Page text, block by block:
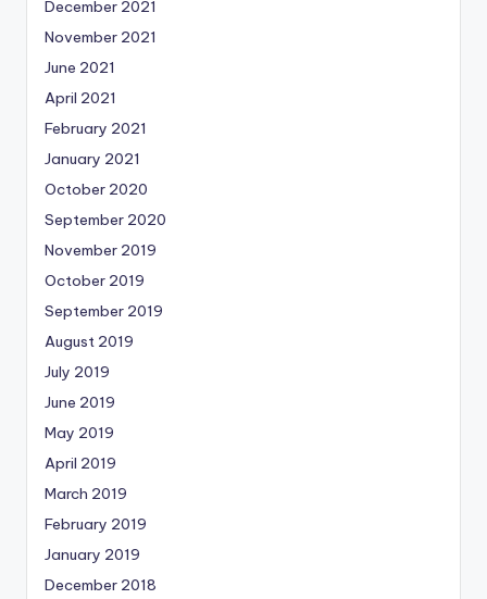
December 2021
November 2021
June 2021
April 2021
February 2021
January 2021
October 2020
September 2020
November 2019
October 2019
September 2019
August 2019
July 2019
June 2019
May 2019
April 2019
March 2019
February 2019
January 2019
December 2018